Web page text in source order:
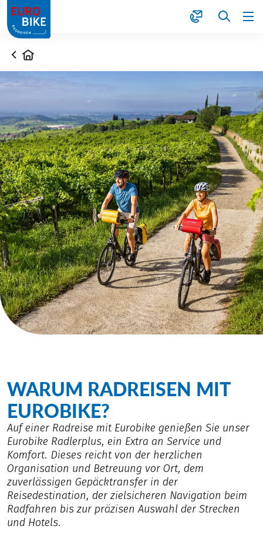
1
Startseite
WARUM RADREISEN MIT
EUROBIKE?
Auf einer Radreise mit Eurobike genießen Sie unser
Eurobike Radlerplus, ein Extra an Service und
Komfort. Dieses reicht von der herzlichen
Organisation und Betreuung vor Ort, dem
zuverlässigen Gepäcktransfer in der
Reisedestination, der zielsicheren Navigation beim
Radfahren bis zur präzisen Auswahl der Strecken
und Hotels.